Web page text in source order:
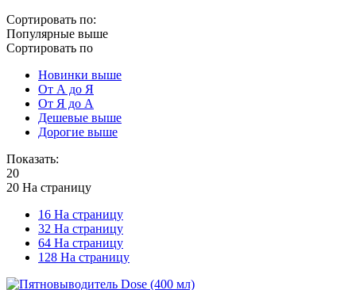
Сортировать по:
Популярные выше
Сортировать по
Новинки выше
От А до Я
От Я до А
Дешевые выше
Дорогие выше
Показать:
20
20 На страницу
16 На страницу
32 На страницу
64 На страницу
128 На страницу